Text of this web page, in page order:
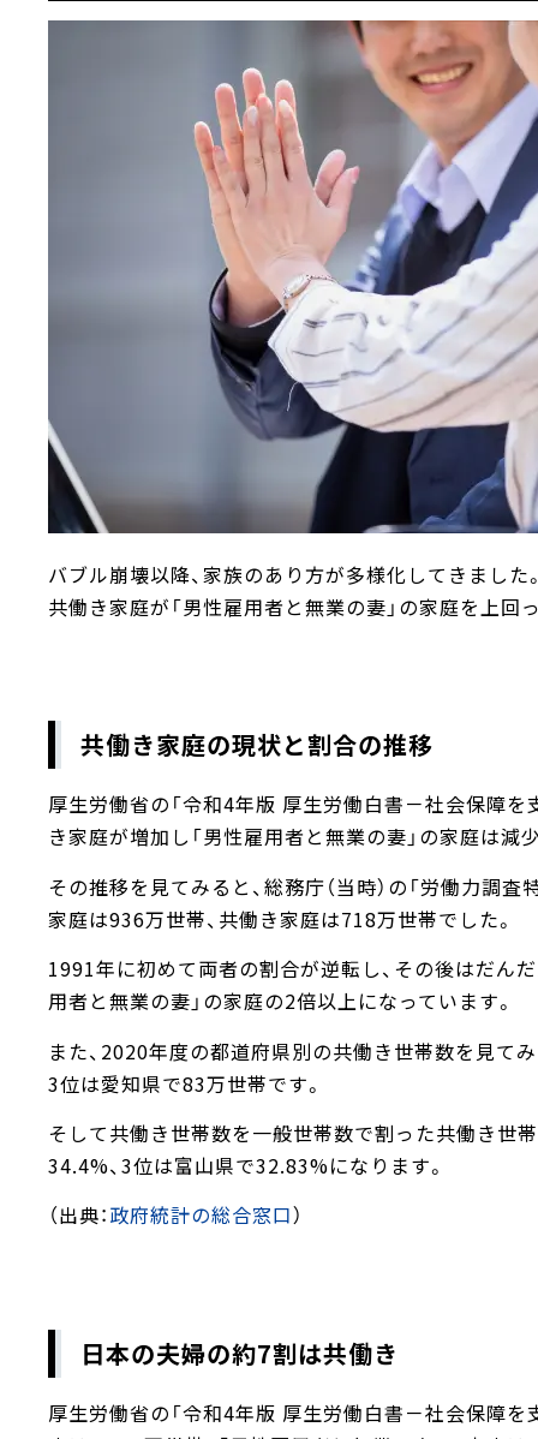
バブル崩壊以降、家族のあり方が多様化してきまし
共働き家庭が「男性雇用者と無業の妻」の家庭を上回
共働き家庭の現状と割合の推移
厚生労働省の「令和4年版 厚生労働白書－社会保障を
き家庭が増加し「男性雇用者と無業の妻」の家庭は減
その推移を見てみると、総務庁（当時）の「労働力調
家庭は936万世帯、共働き家庭は718万世帯でした。
1991年に初めて両者の割合が逆転し、その後はだん
用者と無業の妻」の家庭の2倍以上になっています。
また、2020年度の都道府県別の共働き世帯数を見て
3位は愛知県で83万世帯です。
そして共働き世帯数を一般世帯数で割った共働き世
34.4%、3位は富山県で32.83%になります。
（出典：政府統計の総合窓口）
日本の夫婦の約7割は共働き
厚生労働省の「令和4年版 厚生労働白書－社会保障を